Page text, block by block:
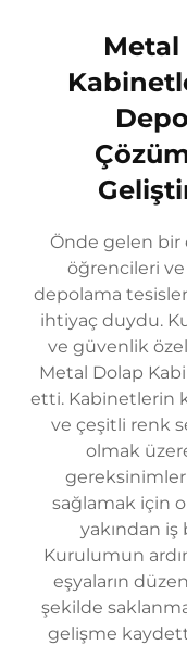
Metal
Önde gelen
öğrencileri
depolama
ihtiyaç duydu.
ve güvenlik
Metal Dolap
etti. Kabinetlerin
ve çeşitli renk
olmak
gereksinimleri
sağlamak için
yakından iş
Kurulumun
eşyaların
şekilde
gelişme